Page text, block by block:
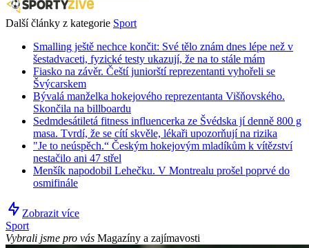
Další články z kategorie Sport
Smalling ještě nechce končit: Své tělo znám dnes lépe než v
šestadvaceti, fyzické testy ukazují, že na to stále mám
Fiasko na závěr. Čeští juniorští reprezentanti vyhořeli se
Švýcarskem
Bývalá manželka hokejového reprezentanta Višňovského.
Skončila na billboardu
Sedmdesátiletá fitness influencerka ze Švédska jí denně 800 g
masa. Tvrdí, že se cítí skvěle, lékaři upozorňují na rizika
"Je to neúspěch.“ Českým hokejovým mladíkům k vítězství
nestačilo ani 47 střel
Menšík napodobil Lehečku. V Montrealu prošel poprvé do
osmifinále
Zobrazit více
Sport
Vybrali jsme pro vás Magazíny a zajímavosti